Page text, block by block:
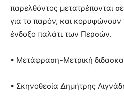
παρελθόντος μετατρέπονται
για το παρόν, και
ένδοξο παλάτι των Περσών.
• Μετάφραση-Μετρική
• Σκηνοθεσία Δημήτρης